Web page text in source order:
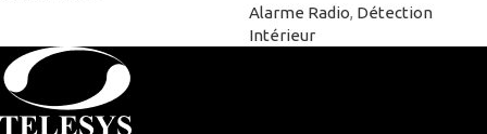
Alarme Radio, Détection
Intérieur